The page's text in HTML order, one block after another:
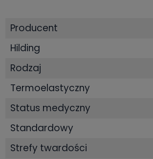
Producent
Hilding
Rodzaj
Termoelastyczny
Status medyczny
Standardowy
Strefy twardości